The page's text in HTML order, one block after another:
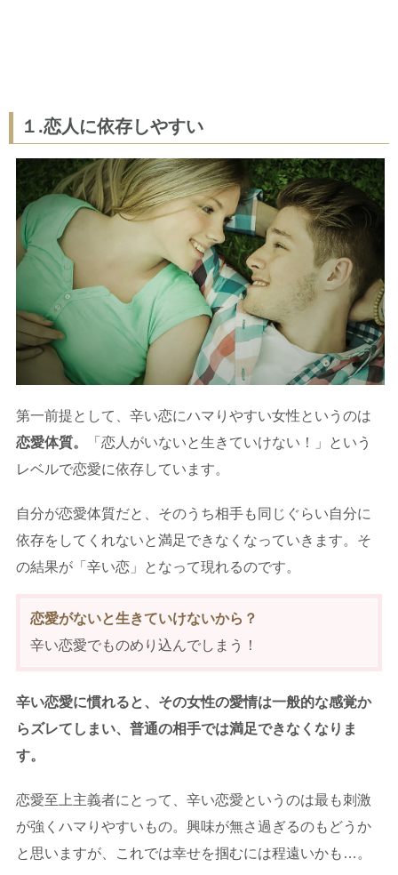
１.恋人に依存しやすい
第一前提として、辛い恋にハマりやすい女性というのは
恋愛体質。
「恋人がいないと生きていけない！」という
レベルで恋愛に依存しています。
自分が恋愛体質だと、そのうち相手も同じぐらい自分に
依存をしてくれないと満足できなくなっていきます。そ
の結果が「辛い恋」となって現れるのです。
恋愛がないと生きていけないから？
辛い恋愛でものめり込んでしまう！
辛い恋愛に慣れると、その女性の愛情は一般的な感覚か
らズレてしまい、普通の相手では満足できなくなりま
す。
恋愛至上主義者にとって、辛い恋愛というのは最も刺激
が強くハマりやすいもの。興味が無さ過ぎるのもどうか
と思いますが、これでは幸せを掴むには程遠いかも…。